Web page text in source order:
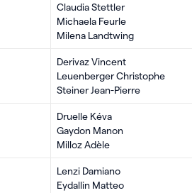
Claudia Stettler
Michaela Feurle
Milena Landtwing
Derivaz Vincent
Leuenberger Christophe
Steiner Jean-Pierre
Druelle Kéva
Gaydon Manon
Milloz Adèle
Lenzi Damiano
Eydallin Matteo